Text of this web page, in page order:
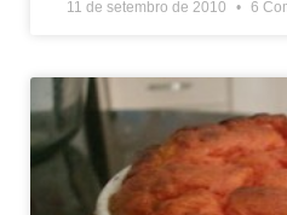
11 de setembro de 2010 6